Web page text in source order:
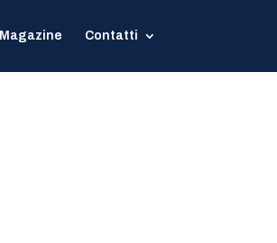
Magazine Contatti